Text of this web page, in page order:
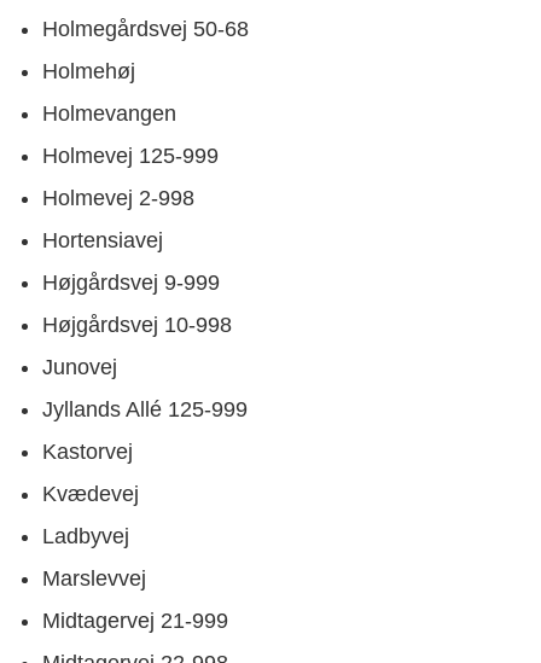
Holmegårdsvej 50-68
Holmehøj
Holmevangen
Holmevej 125-999
Holmevej 2-998
Hortensiavej
Højgårdsvej 9-999
Højgårdsvej 10-998
Junovej
Jyllands Allé 125-999
Kastorvej
Kvædevej
Ladbyvej
Marslevvej
Midtagervej 21-999